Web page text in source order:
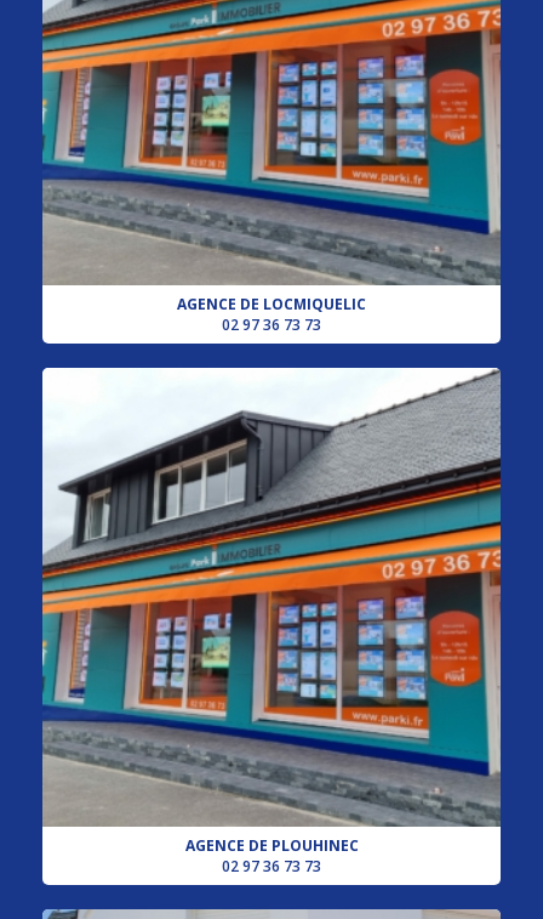
AGENCE DE LOCMIQUELIC
02 97 36 73 73
AGENCE DE PLOUHINEC
02 97 36 73 73